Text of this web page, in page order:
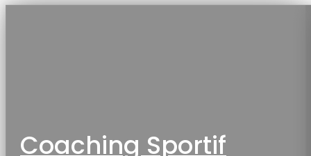
Coaching Sportif